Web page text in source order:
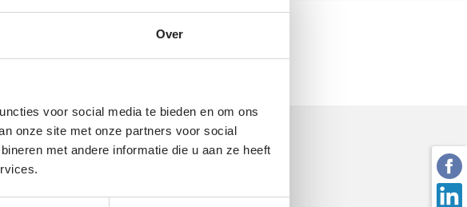
Over
voor social media te bieden en om ons
onze site met onze partners voor social
met andere informatie die u aan ze heeft